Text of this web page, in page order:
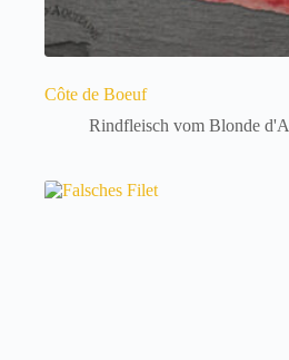
Côte de Boeuf
Rindfleisch vom Blonde